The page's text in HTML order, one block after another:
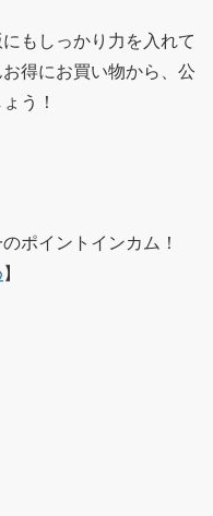
もしっかり力を入れて
得にお買い物から、公
う！
ポイントインカム！
】